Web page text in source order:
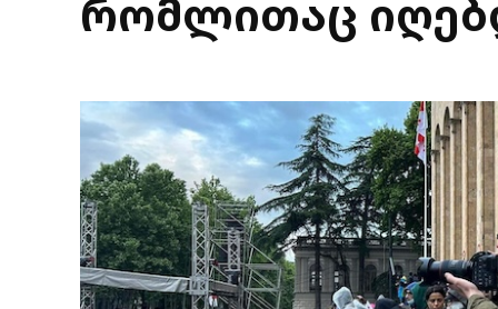
რომლითაც